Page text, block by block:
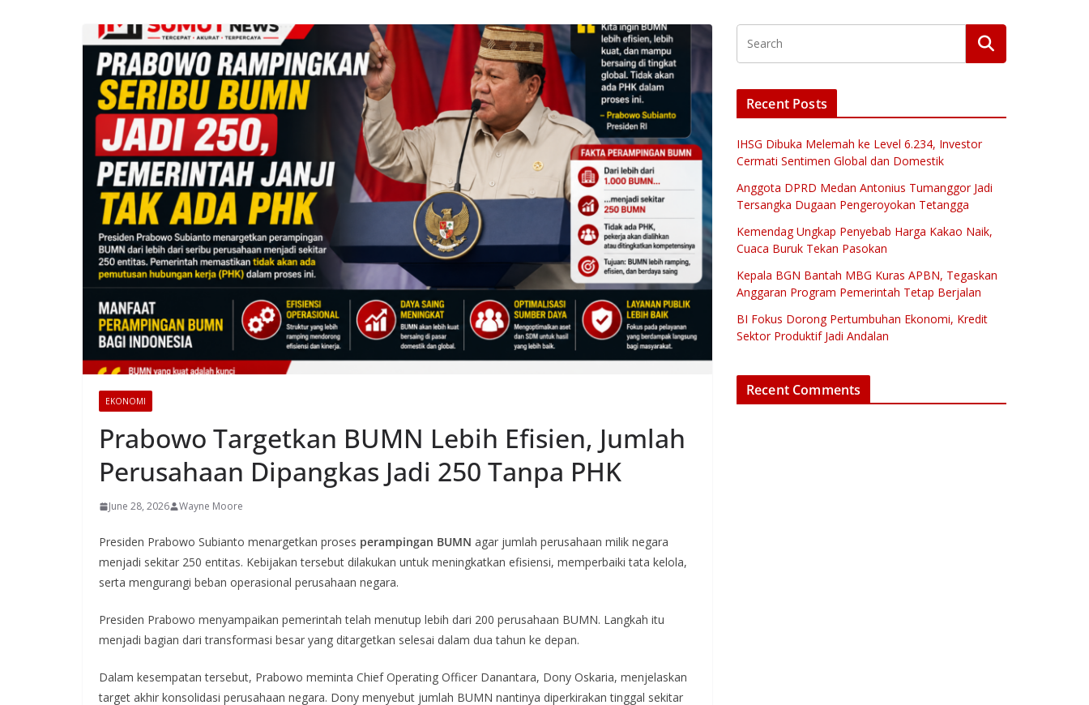
EKONOMI
Prabowo Targetkan BUMN Lebih Efisien, Jumlah
Perusahaan Dipangkas Jadi 250 Tanpa PHK
June 28, 2026 Wayne Moore
Presiden Prabowo Subianto menargetkan proses perampingan BUMN agar jumlah perusahaan milik negara
menjadi sekitar 250 entitas. Kebijakan tersebut dilakukan untuk meningkatkan efisiensi, memperbaiki tata kelola,
serta mengurangi beban operasional perusahaan negara.
Presiden Prabowo menyampaikan pemerintah telah menutup lebih dari 200 perusahaan BUMN. Langkah itu
menjadi bagian dari transformasi besar yang ditargetkan selesai dalam dua tahun ke depan.
Dalam kesempatan tersebut, Prabowo meminta Chief Operating Officer Danantara, Dony Oskaria, menjelaskan
target akhir konsolidasi perusahaan negara. Dony menyebut jumlah BUMN nantinya diperkirakan tinggal sekitar
Recent Posts
IHSG Dibuka Melemah ke Level 6.234, Investor
Cermati Sentimen Global dan Domestik
Anggota DPRD Medan Antonius Tumanggor Jadi
Tersangka Dugaan Pengeroyokan Tetangga
Kemendag Ungkap Penyebab Harga Kakao Naik,
Cuaca Buruk Tekan Pasokan
Kepala BGN Bantah MBG Kuras APBN, Tegaskan
Anggaran Program Pemerintah Tetap Berjalan
BI Fokus Dorong Pertumbuhan Ekonomi, Kredit
Sektor Produktif Jadi Andalan
Recent Comments